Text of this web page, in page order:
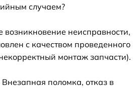
случаем?
возникновение неисправности,
с качеством проведенного
монтаж запчасти).
поломка, отказ в